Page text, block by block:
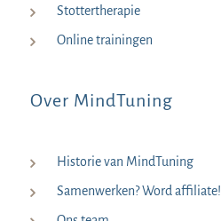
Stottertherapie
Online trainingen
Over MindTuning
Historie van MindTuning
Samenwerken? Word affiliate!